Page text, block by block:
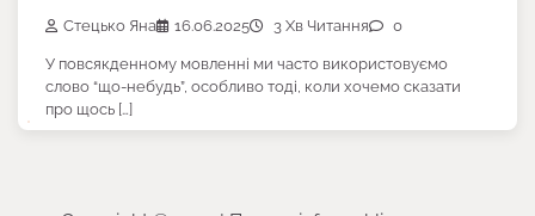
Стецько Яна 16.06.2025 3 Хв Читання 0
У повсякденному мовленні ми часто використовуємо
слово “що-небудь”, особливо тоді, коли хочемо сказати
про щось […]